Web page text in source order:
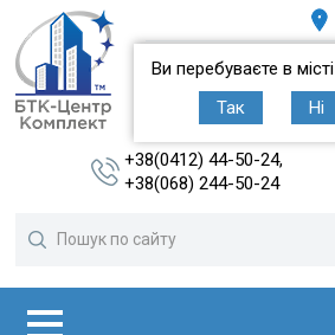
Ви перебуваєте в місті
Так
Ні
+38(0412) 44-50-24,
+38(068) 244-50-24